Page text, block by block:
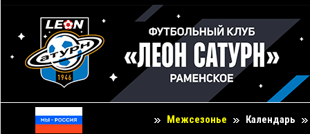
Межсезонье Календарь